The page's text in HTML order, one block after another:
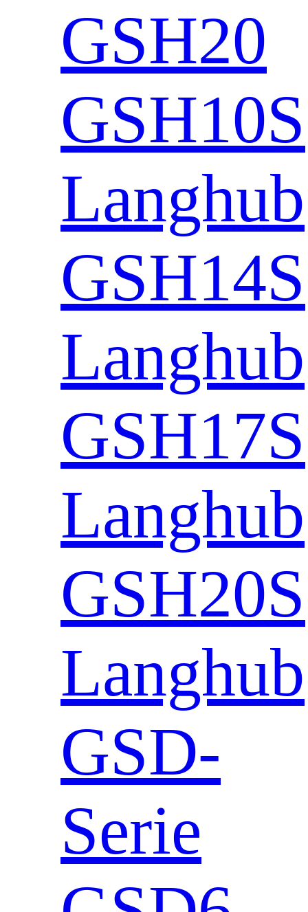
GSH20
GSH10S
Langhub
GSH14S
Langhub
GSH17S
Langhub
GSH20S
Langhub
GSD-
Serie